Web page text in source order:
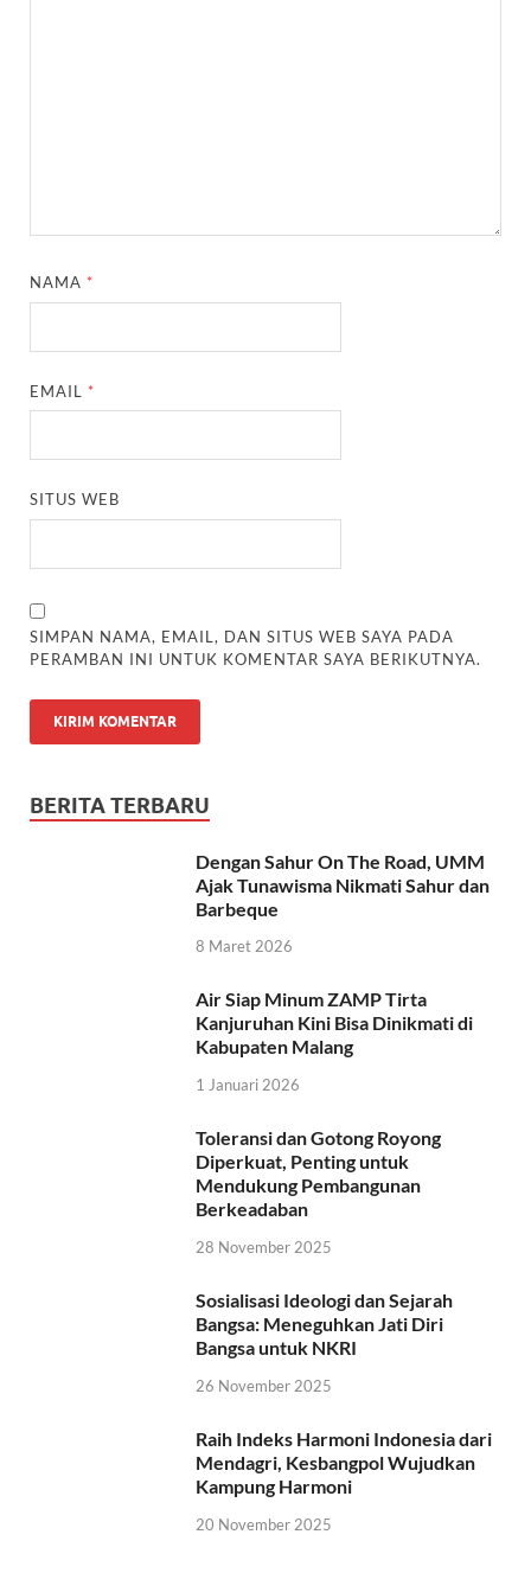
NAMA *
EMAIL *
SITUS WEB
SIMPAN NAMA, EMAIL, DAN SITUS WEB SAYA PADA
PERAMBAN INI UNTUK KOMENTAR SAYA BERIKUTNYA.
BERITA TERBARU
Dengan Sahur On The Road, UMM
Ajak Tunawisma Nikmati Sahur dan
Barbeque
8 Maret 2026
Air Siap Minum ZAMP Tirta
Kanjuruhan Kini Bisa Dinikmati di
Kabupaten Malang
1 Januari 2026
Toleransi dan Gotong Royong
Diperkuat, Penting untuk
Mendukung Pembangunan
Berkeadaban
28 November 2025
Sosialisasi Ideologi dan Sejarah
Bangsa: Meneguhkan Jati Diri
Bangsa untuk NKRI
26 November 2025
Raih Indeks Harmoni Indonesia dari
Mendagri, Kesbangpol Wujudkan
Kampung Harmoni
20 November 2025